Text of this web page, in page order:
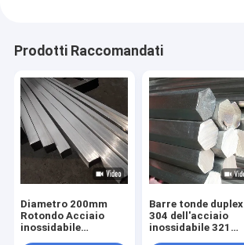
Prodotti Raccomandati
Diametro 200mm
Rotondo Acciaio
inossidabile
Barre tonde duplex
304 dell'acciaio
inossidabile 321